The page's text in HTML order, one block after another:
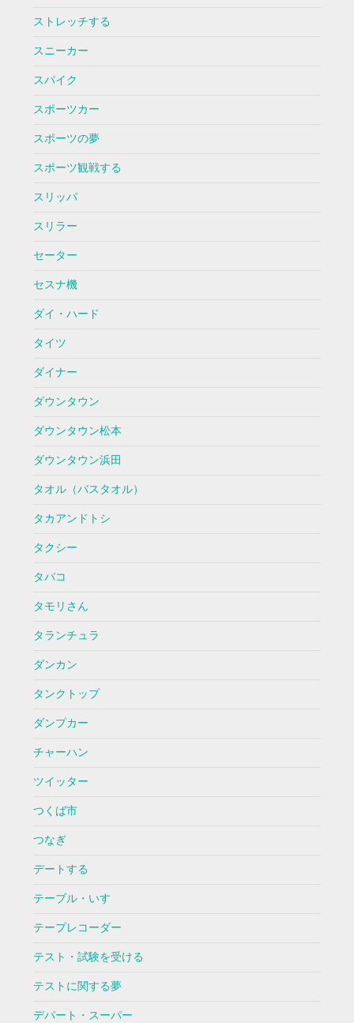
ストレッチする
スニーカー
スパイク
スポーツカー
スポーツの夢
スポーツ観戦する
スリッパ
スリラー
セーター
セスナ機
ダイ・ハード
タイツ
ダイナー
ダウンタウン
ダウンタウン松本
ダウンタウン浜田
タオル（バスタオル）
タカアンドトシ
タクシー
タバコ
タモリさん
タランチュラ
ダンカン
タンクトップ
ダンプカー
チャーハン
ツイッター
つくば市
つなぎ
デートする
テーブル・いす
テープレコーダー
テスト・試験を受ける
テストに関する夢
デパート・スーパー